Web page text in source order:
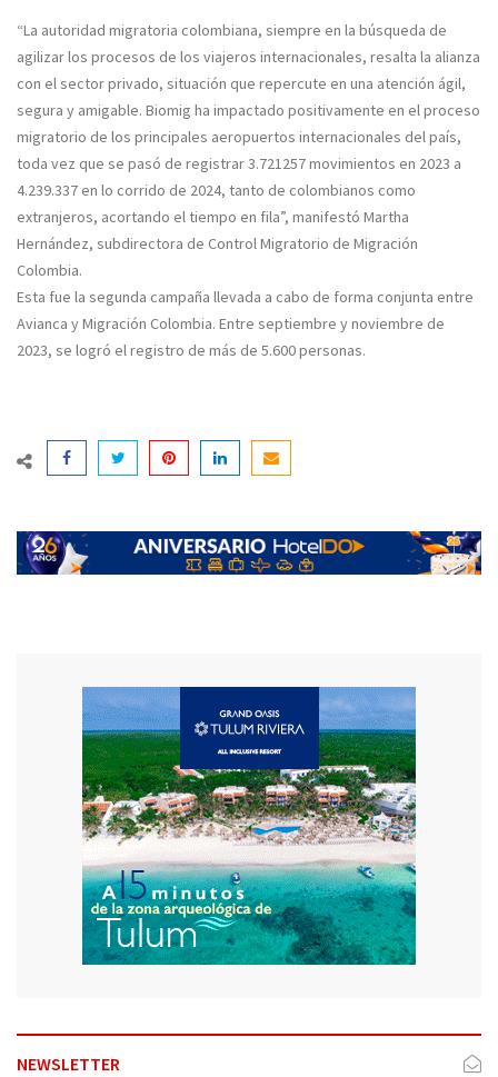
“La autoridad migratoria colombiana, siempre en la búsqueda de
agilizar los procesos de los viajeros internacionales, resalta la alianza
con el sector privado, situación que repercute en una atención ágil,
segura y amigable. Biomig ha impactado positivamente en el proceso
migratorio de los principales aeropuertos internacionales del país,
toda vez que se pasó de registrar 3.721257 movimientos en 2023 a
4.239.337 en lo corrido de 2024, tanto de colombianos como
extranjeros, acortando el tiempo en fila”, manifestó Martha
Hernández, subdirectora de Control Migratorio de Migración
Colombia.
Esta fue la segunda campaña llevada a cabo de forma conjunta entre
Avianca y Migración Colombia. Entre septiembre y noviembre de
2023, se logró el registro de más de 5.600 personas.
NEWSLETTER